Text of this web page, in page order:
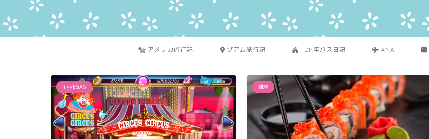
アメリカ旅行記 グアム旅行記 TDR年パス日記 ANA
myVEGAS 雑談